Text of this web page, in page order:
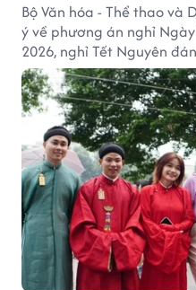
Bộ Văn hóa - Thể thao và
ý về phương án nghỉ
2026, nghỉ Tết Nguyên
2027.